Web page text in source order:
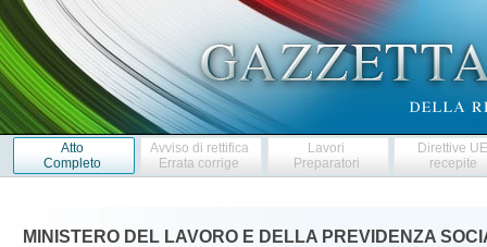
Atto
Completo
Avviso di rettifica
Errata corrige
Lavori
Preparatori
Direttive
recepite
MINISTERO DEL LAVORO E DELLA PREVIDENZA